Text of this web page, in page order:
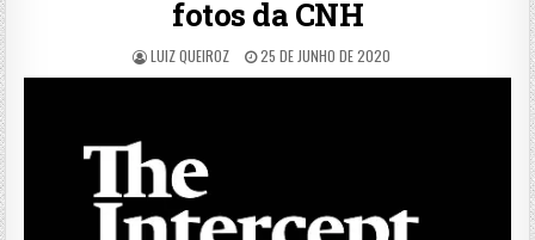
fotos da CNH
LUIZ QUEIROZ 25 DE JUNHO DE 2020